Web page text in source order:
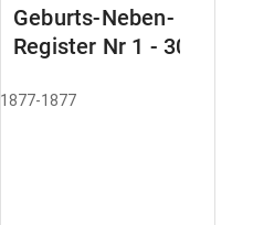
Geburts-Neben-
Register Nr 1 - 305
1877-1877